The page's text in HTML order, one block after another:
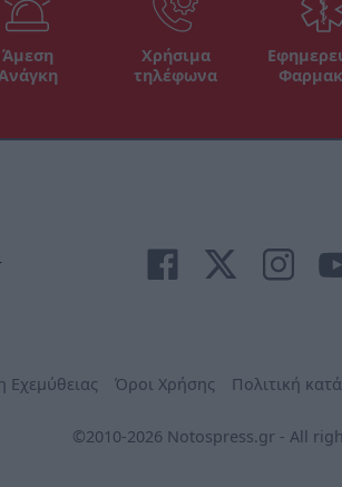
Άμεση
Χρήσιμα
τηλέφωνα
Εχεμύθειας Όροι Χρήσης Πολιτική
©2010-2026 Notospress.gr - All